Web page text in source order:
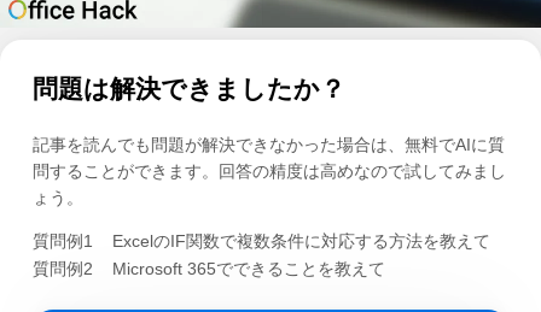
問題は解決できましたか？
記事を読んでも問題が解決できなかった場合は、無料でAIに質
問することができます。回答の精度は高めなので試してみまし
ょう。
質問例1
ExcelのIF関数で複数条件に対応する方法を教えて
質問例2
Microsoft 365でできることを教えて